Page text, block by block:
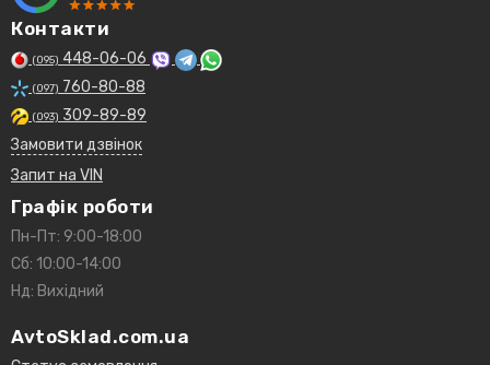
Контакти
(095) 448-06-06
(097) 760-80-88
(093) 309-89-89
Замовити дзвінок
Запит на VIN
Графік роботи
Пн-Пт: 9:00-18:00
Сб: 10:00-14:00
Нд: Вихідний
AvtoSklad.com.ua